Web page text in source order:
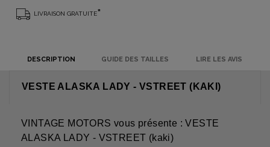
LIVRAISON GRATUITE*
DESCRIPTION GUIDE DES TAILLES LIRE LES AVIS
VESTE ALASKA LADY - VSTREET (KAKI)
VINTAGE MOTORS vous présente : VESTE
ALASKA LADY - VSTREET (kaki)